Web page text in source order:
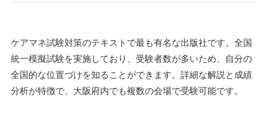
ケアマネ試験対策のテキストで最も有名な出版社です。全国
統一模擬試験を実施しており、受験者数が多いため、自分の
全国的な位置づけを知ることができます。詳細な解説と成績
分析が特徴で、大阪府内でも複数の会場で受験可能です。